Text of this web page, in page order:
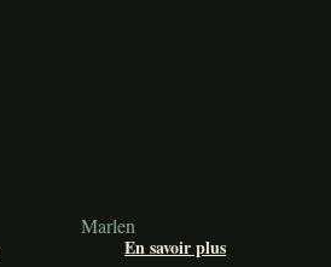
Marlen
En savoir plus